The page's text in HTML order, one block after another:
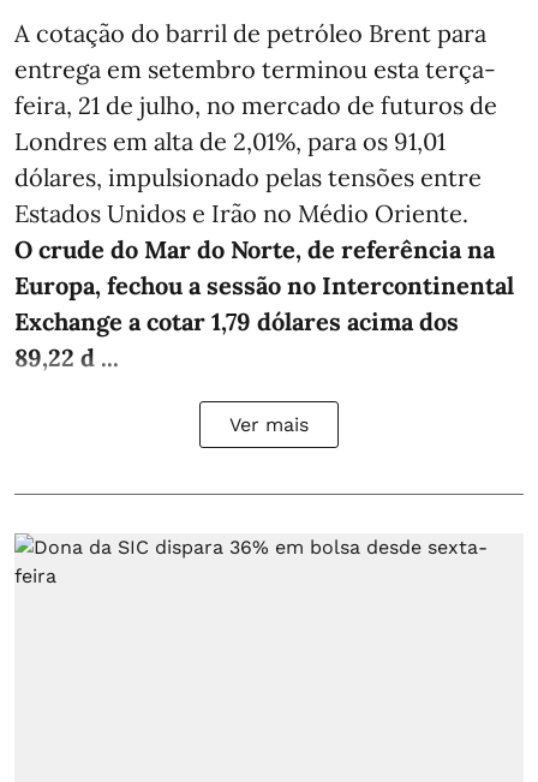
A cotação do barril de petróleo Brent para
entrega em setembro terminou esta terça-
feira, 21 de julho, no mercado de futuros de
Londres em alta de 2,01%, para os 91,01
dólares, impulsionado pelas tensões entre
Estados Unidos e Irão no Médio Oriente.
O crude do Mar do Norte, de referência na
Europa, fechou a sessão no Intercontinental
Exchange a cotar 1,79 dólares acima dos
89,22 d ...
Ver mais